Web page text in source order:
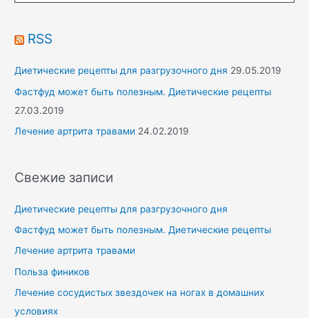
RSS
Диетические рецепты для разгрузочного дня 29.05.2019
Фастфуд может быть полезным. Диетические рецепты
27.03.2019
Лечение артрита травами 24.02.2019
Свежие записи
Диетические рецепты для разгрузочного дня
Фастфуд может быть полезным. Диетические рецепты
Лечение артрита травами
Польза фиников
Лечение сосудистых звездочек на ногах в домашних
условиях